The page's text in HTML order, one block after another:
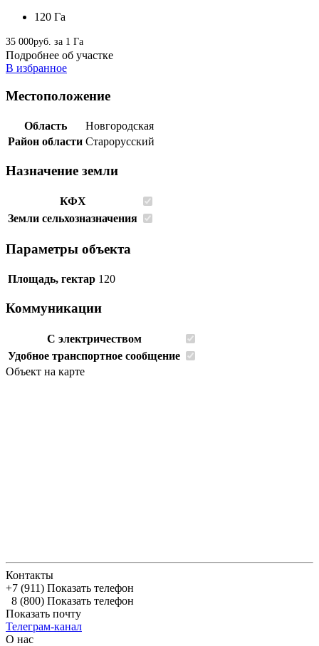
120 Га
35 000руб. за 1 Га
Подробнее об участке
В избранное
Местоположение
Область
Новгородская
Район области Старорусский
Назначение земли
КФХ
Земли сельхозназначения
Параметры объекта
Площадь, гектар 120
Коммуникации
С электричеством
Удобное транспортное сообщение
Объект на карте
Контакты
+7 (911) Показать телефон
8 (800) Показать телефон
Показать почту
Телеграм-канал
О нас